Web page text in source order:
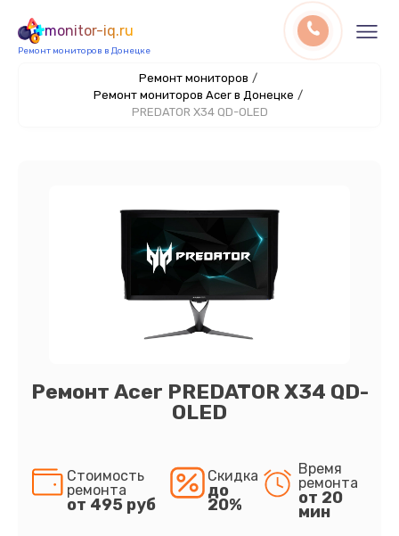
monitor-iq.ru
Ремонт мониторов в Донецке
Ремонт мониторов /
Ремонт мониторов Acer в Донецке /
PREDATOR X34 QD-OLED
Ремонт Acer PREDATOR X34 QD-
OLED
Стоимость
ремонта
от 495 руб
Скидка
до
20%
Время
ремонта
от 20
мин